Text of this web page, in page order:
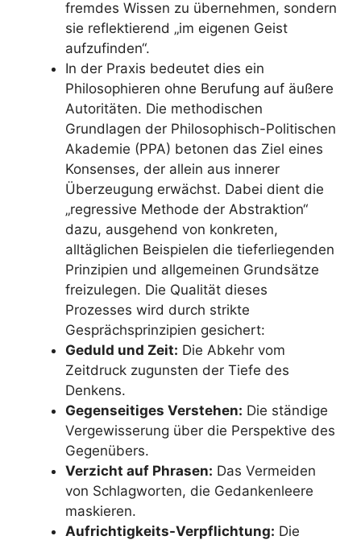
fremdes Wissen zu übernehmen, sondern
sie reflektierend „im eigenen Geist
aufzufinden“.
In der Praxis bedeutet dies ein
Philosophieren ohne Berufung auf äußere
Autoritäten. Die methodischen
Grundlagen der Philosophisch-Politischen
Akademie (PPA) betonen das Ziel eines
Konsenses, der allein aus innerer
Überzeugung erwächst. Dabei dient die
„regressive Methode der Abstraktion“
dazu, ausgehend von konkreten,
alltäglichen Beispielen die tieferliegenden
Prinzipien und allgemeinen Grundsätze
freizulegen. Die Qualität dieses
Prozesses wird durch strikte
Gesprächsprinzipien gesichert:
Geduld und Zeit: Die Abkehr vom
Zeitdruck zugunsten der Tiefe des
Denkens.
Gegenseitiges Verstehen: Die ständige
Vergewisserung über die Perspektive des
Gegenübers.
Verzicht auf Phrasen: Das Vermeiden
von Schlagworten, die Gedankenleere
maskieren.
Aufrichtigkeits-Verpflichtung: Die